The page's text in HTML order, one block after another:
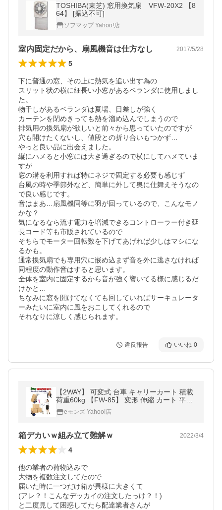
TOSHIBA(東芝) 窓用換気扇 VFW-20X2 【8
64】 [振込不可]
ソフマップ Yahoo!店
室内固定だから、扇風機音は仕方なし 2017/5/28
5
下に普通の窓、その上に熱気を追い出す為の
スリット状の横に細長い小窓があるベランダに使用しまし
た。
物干しがあるベランダは夏場、日差しが強く
カーテンを閉めきっても熱を溜め込んでしまうので
排気用の換気扇が欲しいと前々から思っていたのですが
穴も開けたくないし、値段との折り合いもつかず…
やっと良い品に出会えました。
縦にハメると小窓には大き過ぎるので横にしてハメていま
すが
窓の溝を利用すれば特にネジで固定する必要も感じず
台風の時や季節外など、簡単に外して奥に仕舞えそうなの
で良い感じです。
音はまあ…扇風機同等に羽が回っているので、こんなモノ
かな？
気になるなら流す電力を増減できるコントローラー付き延
長コード等も市販されているので
そちらでモーター回転数を下げてあげれば少しはマシにな
るかも。
通常換気扇でも専用穴に嵌め込まず音を外に逃さなければ
同程度の動作音はすると思います。
全体を室内に固定するから音が強く響いてる様に感じるだ
けかと…
ちなみに窓を開けてなくても回していればサーキュレータ
ーみたいに室内に風をおこしてくれるので
それなりに涼しく感じられます。
違反報告 いいね 0
【2WAY】 可変式 台車 キャリーカート 積載
荷重60kg 【FW-85】 変形 伸縮 カート 平台
車 配送 運搬 輸送 移送 倉庫 買い物 旅行 ア
ウトドア
eモンズ Yahoo!店
箱デカいｗ組み立て難解ｗ 2022/3/4
4
他の業者の荷物込みで
大物を複数注文してたので
届いた時に一つだけ箱が異様に大きくて
(アレ？！こんなデッカイの注文したっけ？！)
と二度見して困惑してたら配達業者さんが